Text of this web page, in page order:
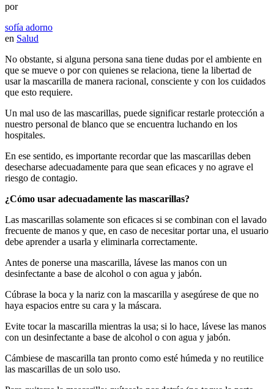
por
sofía adorno
en Salud
No obstante, si alguna persona sana tiene dudas por el ambiente en
que se mueve o por con quienes se relaciona, tiene la libertad de
usar la mascarilla de manera racional, consciente y con los cuidados
que esto requiere.
Un mal uso de las mascarillas, puede significar restarle protección a
nuestro personal de blanco que se encuentra luchando en los
hospitales.
En ese sentido, es importante recordar que las mascarillas deben
desecharse adecuadamente para que sean eficaces y no agrave el
riesgo de contagio.
¿Cómo usar adecuadamente las mascarillas?
Las mascarillas solamente son eficaces si se combinan con el lavado
frecuente de manos y que, en caso de necesitar portar una, el usuario
debe aprender a usarla y eliminarla correctamente.
Antes de ponerse una mascarilla, lávese las manos con un
desinfectante a base de alcohol o con agua y jabón.
Cúbrase la boca y la nariz con la mascarilla y asegúrese de que no
haya espacios entre su cara y la máscara.
Evite tocar la mascarilla mientras la usa; si lo hace, lávese las manos
con un desinfectante a base de alcohol o con agua y jabón.
Cámbiese de mascarilla tan pronto como esté húmeda y no reutilice
las mascarillas de un solo uso.